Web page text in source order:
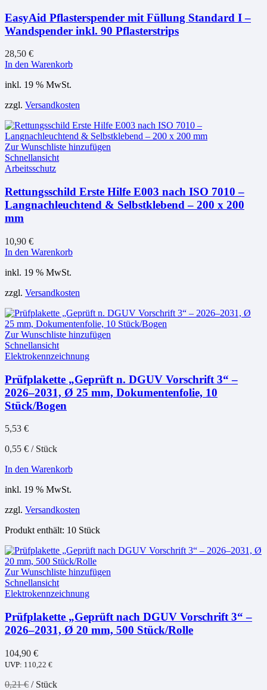
EasyAid Pflasterspender mit Füllung Standard I –
Wandspender inkl. 90 Pflasterstrips
28,50 €
In den Warenkorb
inkl. 19 % MwSt.
zzgl. Versandkosten
Zur Wunschliste hinzufügen
Schnellansicht
Arbeitsschutz
Rettungsschild Erste Hilfe E003 nach ISO 7010 –
Langnachleuchtend & Selbstklebend – 200 x 200
mm
10,90 €
In den Warenkorb
inkl. 19 % MwSt.
zzgl. Versandkosten
Zur Wunschliste hinzufügen
Schnellansicht
Elektrokennzeichnung
Prüfplakette „Geprüft n. DGUV Vorschrift 3“ –
2026–2031, Ø 25 mm, Dokumentenfolie, 10
Stück/Bogen
5,53 €
0,55 € / Stück
In den Warenkorb
inkl. 19 % MwSt.
zzgl. Versandkosten
Produkt enthält: 10 Stück
Zur Wunschliste hinzufügen
Schnellansicht
Elektrokennzeichnung
Prüfplakette „Geprüft nach DGUV Vorschrift 3“ –
2026–2031, Ø 20 mm, 500 Stück/Rolle
104,90 €
UVP: 110,22 €
0,21€ / Stück